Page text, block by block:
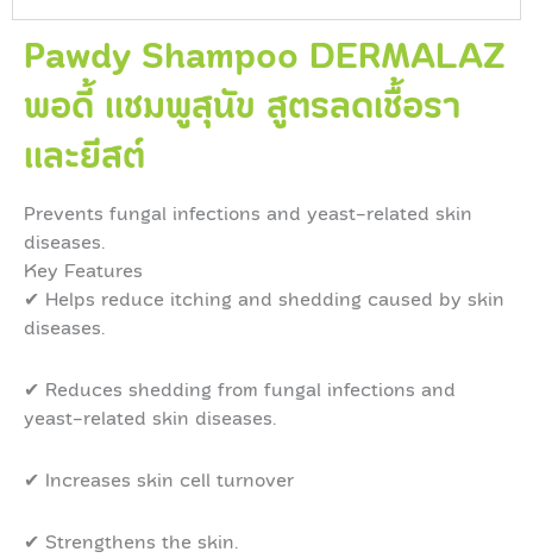
Pawdy Shampoo DERMALAZ
พอดี้ แชมพูสุนัข สูตรลดเชื้อรา
และยีสต์
Prevents fungal infections and yeast-related skin
diseases.
Key Features
✔ Helps reduce itching and shedding caused by skin
diseases.
✔ Reduces shedding from fungal infections and
yeast-related skin diseases.
✔ Increases skin cell turnover
✔ Strengthens the skin.